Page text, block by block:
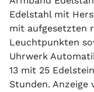
Edelstahl mit
mit aufgesetzten
Leuchtpunkten
Uhrwerk
13 mit 25
Stunden.